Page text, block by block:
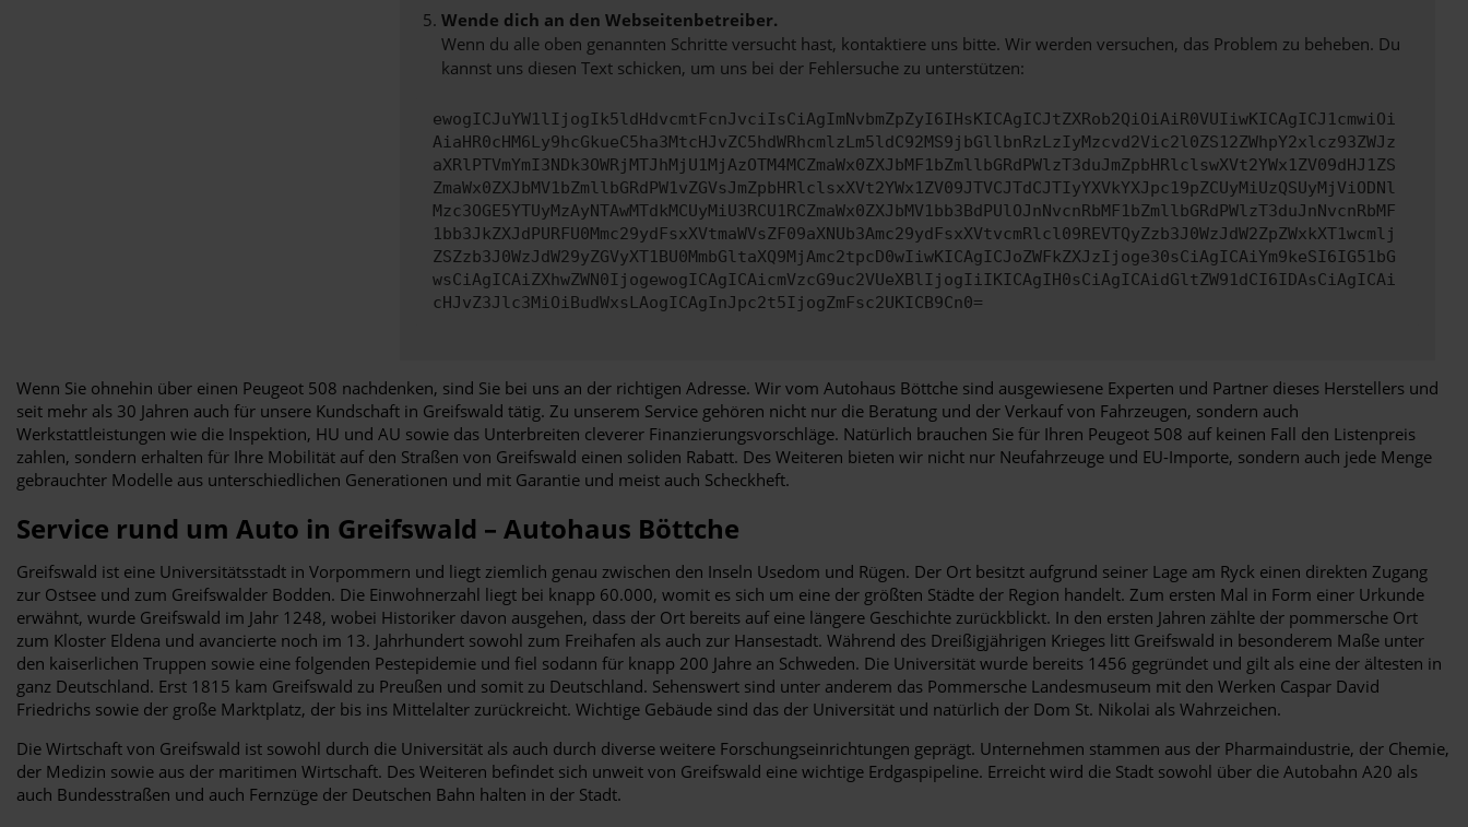
Wende dich an den Webseitenbetreiber.
Wenn du alle oben genannten Schritte versucht hast, kontaktiere uns bitte. Wir werden versuchen, das Problem zu beheben. Du
kannst uns diesen Text schicken, um uns bei der Fehlersuche zu unterstützen:
ewogICJuYW1lIjogIk5ldHdvcmtFcnJvciIsCiAgImNvbmZpZyI6IHsKICAgICJtZXRob2QiOiAiR0VUIiwKICAgICJ1cmwiOi
AiaHR0cHM6Ly9hcGkueC5ha3MtcHJvZC5hdWRhcmlzLm5ldC92MS9jbGllbnRzLzIyMzcvd2Vic2l0ZS12ZWhpY2xlcz93ZWJz
aXRlPTVmYmI3NDk3OWRjMTJhMjU1MjAzOTM4MCZmaWx0ZXJbMF1bZmllbGRdPWlzT3duJmZpbHRlclswXVt2YWx1ZV09dHJ1ZS
ZmaWx0ZXJbMV1bZmllbGRdPW1vZGVsJmZpbHRlclsxXVt2YWx1ZV09JTVCJTdCJTIyYXVkYXJpc19pZCUyMiUzQSUyMjViODNl
Mzc3OGE5YTUyMzAyNTAwMTdkMCUyMiU3RCU1RCZmaWx0ZXJbMV1bb3BdPUlOJnNvcnRbMF1bZmllbGRdPWlzT3duJnNvcnRbMF
1bb3JkZXJdPURFU0Mmc29ydFsxXVtmaWVsZF09aXNUb3Amc29ydFsxXVtvcmRlcl09REVTQyZzb3J0WzJdW2ZpZWxkXT1wcmlj
ZSZzb3J0WzJdW29yZGVyXT1BU0MmbGltaXQ9MjAmc2tpcD0wIiwKICAgICJoZWFkZXJzIjoge30sCiAgICAiYm9keSI6IG51bG
wsCiAgICAiZXhwZWN0IjogewogICAgICAicmVzcG9uc2VUeXBlIjogIiIKICAgIH0sCiAgICAidGltZW91dCI6IDAsCiAgICAi
cHJvZ3Jlc3MiOiBudWxsLAogICAgInJpc2t5IjogZmFsc2UKICB9Cn0=
Wenn Sie ohnehin über einen Peugeot 508 nachdenken, sind Sie bei uns an der richtigen Adresse. Wir vom Autohaus Böttche sind ausgewiesene Experten und Partner dieses Herstellers und
seit mehr als 30 Jahren auch für unsere Kundschaft in Greifswald tätig. Zu unserem Service gehören nicht nur die Beratung und der Verkauf von Fahrzeugen, sondern auch
Werkstattleistungen wie die Inspektion, HU und AU sowie das Unterbreiten cleverer Finanzierungsvorschläge. Natürlich brauchen Sie für Ihren Peugeot 508 auf keinen Fall den Listenpreis
zahlen, sondern erhalten für Ihre Mobilität auf den Straßen von Greifswald einen soliden Rabatt. Des Weiteren bieten wir nicht nur Neufahrzeuge und EU-Importe, sondern auch jede Menge
gebrauchter Modelle aus unterschiedlichen Generationen und mit Garantie und meist auch Scheckheft.
Service rund um Auto in Greifswald – Autohaus Böttche
Greifswald ist eine Universitätsstadt in Vorpommern und liegt ziemlich genau zwischen den Inseln Usedom und Rügen. Der Ort besitzt aufgrund seiner Lage am Ryck einen direkten Zugang
zur Ostsee und zum Greifswalder Bodden. Die Einwohnerzahl liegt bei knapp 60.000, womit es sich um eine der größten Städte der Region handelt. Zum ersten Mal in Form einer Urkunde
erwähnt, wurde Greifswald im Jahr 1248, wobei Historiker davon ausgehen, dass der Ort bereits auf eine längere Geschichte zurückblickt. In den ersten Jahren zählte der pommersche Ort
zum Kloster Eldena und avancierte noch im 13. Jahrhundert sowohl zum Freihafen als auch zur Hansestadt. Während des Dreißigjährigen Krieges litt Greifswald in besonderem Maße unter
den kaiserlichen Truppen sowie eine folgenden Pestepidemie und fiel sodann für knapp 200 Jahre an Schweden. Die Universität wurde bereits 1456 gegründet und gilt als eine der ältesten in
ganz Deutschland. Erst 1815 kam Greifswald zu Preußen und somit zu Deutschland. Sehenswert sind unter anderem das Pommersche Landesmuseum mit den Werken Caspar David
Friedrichs sowie der große Marktplatz, der bis ins Mittelalter zurückreicht. Wichtige Gebäude sind das der Universität und natürlich der Dom St. Nikolai als Wahrzeichen.
Die Wirtschaft von Greifswald ist sowohl durch die Universität als auch durch diverse weitere Forschungseinrichtungen geprägt. Unternehmen stammen aus der Pharmaindustrie, der Chemie,
der Medizin sowie aus der maritimen Wirtschaft. Des Weiteren befindet sich unweit von Greifswald eine wichtige Erdgaspipeline. Erreicht wird die Stadt sowohl über die Autobahn A20 als
auch Bundesstraßen und auch Fernzüge der Deutschen Bahn halten in der Stadt.